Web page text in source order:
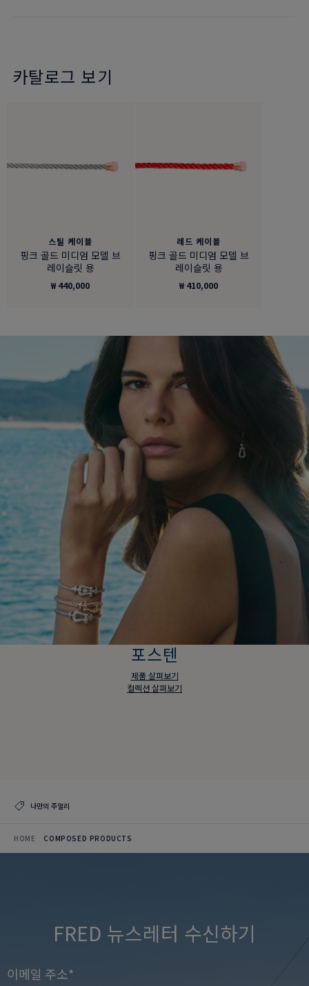
카탈로그 보기
스틸 케이블
핑크 골드 미디엄 모델 브
레이슬릿 용
₩ 440,000
레드 케이블
핑크 골드 미디엄 모델 브
레이슬릿 용
₩ 410,000
포스텐
제품 살펴보기
컬렉션 살펴보기
나만의 주얼리
HOME COMPOSED PRODUCTS
FRED 뉴스레터 수신하기